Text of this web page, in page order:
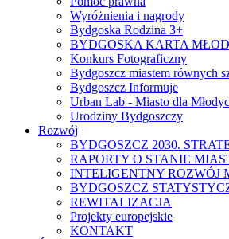
Wyróżnienia i nagrody
Bydgoska Rodzina 3+
BYDGOSKA KARTA
Konkurs Fotograficzny
Bydgoszcz miastem równych
Bydgoszcz Informuje
Urban Lab - Miasto dla
Urodziny Bydgoszczy
Rozwój
BYDGOSZCZ 2030.
RAPORTY O STANIE
INTELIGENTNY ROZWÓJ
BYDGOSZCZ
REWITALIZACJA
Projekty europejskie
KONTAKT